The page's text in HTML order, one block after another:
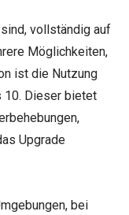
vollständig auf
Möglichkeiten,
ist die Nutzung
10. Dieser bietet
Upgrade
bei